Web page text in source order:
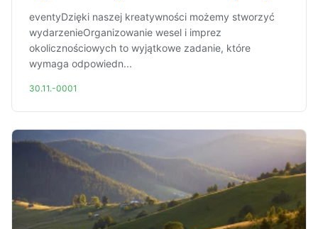
eventyDzięki naszej kreatywności możemy stworzyć
wydarzenieOrganizowanie wesel i imprez
okolicznościowych to wyjątkowe zadanie, które
wymaga odpowiedn...
30.11.-0001